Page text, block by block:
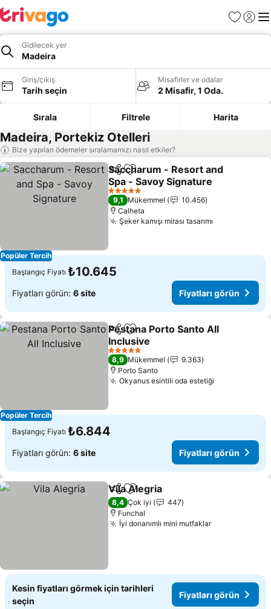
Favoriler
Giriş
Gidilecek yer
Madeira
Giriş/çıkış
Tarih seçin
Misafirler ve odalar
2 Misafir, 1 Oda.
Sırala Filtrele Harita
Madeira, Portekiz Otelleri
Bize yapılan ödemeler sıralamamızı nasıl etkiler?
Popüler Tercih
PaylaşFavorilerime ekle
Saccharum - Resort and
Spa - Savoy Signature
Fiyatları görün
5 Yıldız
9,1 Mükemmel
10.456
Calheta
Şeker kamışı mirası tasarımı
Başlangıç Fiyatı ₺10.645
Fiyatları görün: 6 site Fiyatları görün
Popüler Tercih
PaylaşFavorilerime ekle
Pestana Porto Santo All
Inclusive
Fiyatları görün
5 Yıldız
8,9 Mükemmel
9.363
Porto Santo
Okyanus esintili oda estetiği
Başlangıç Fiyatı ₺6.844
Fiyatları görün: 6 site Fiyatları görün
PaylaşFavorilerime ekle
Vila Alegria
8,4 Çok iyi
447
Funchal
İyi donanımlı mini mutfaklarFiyatları
Kesin fiyatları görmek için tarihleri
seçin
Fiyatları görün